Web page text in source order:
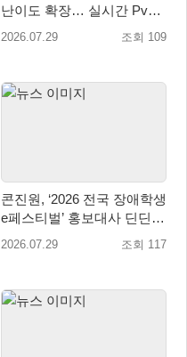
난이도 확장… 실시간 PvP
콘텐츠 ‘격전’ 오픈 예고
2026.07.29 조회 109
콘진원, ‘2026 전국 장애학생
e페스티벌’ 홍보대사 딘딘
위촉
2026.07.29 조회 117